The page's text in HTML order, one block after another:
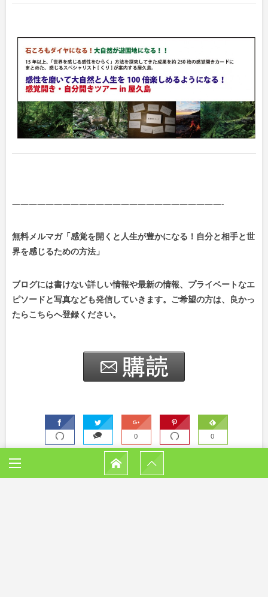
—————————————————————————-
無料メルマガ「感覚を開くと人生が豊かになる！自分と相手と世
界を感じるための方法」
ブログには書けない詳しい情報や最新の情報、プライベートなエ
ピソードと写真なども発信していきます。ご希望の方は、良かっ
たらこちらへ登録ください。
0 0